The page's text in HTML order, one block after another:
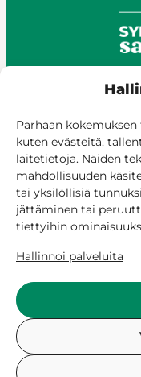
Parhaan
kuten evästeitä,
laitetietoja. Näiden
mahdollisuuden
tai yksilöllisiä
jättäminen tai
tiettyihin
Hallinnoi palveluita
©